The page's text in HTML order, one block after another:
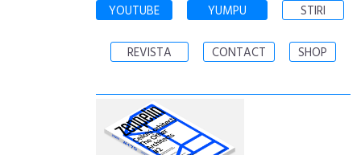
YOUTUBE YUMPU STIRI
REVISTA CONTACT SHOP